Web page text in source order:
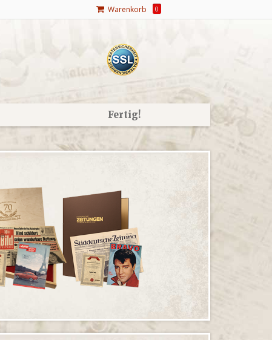
Warenkorb 0
Fertig!